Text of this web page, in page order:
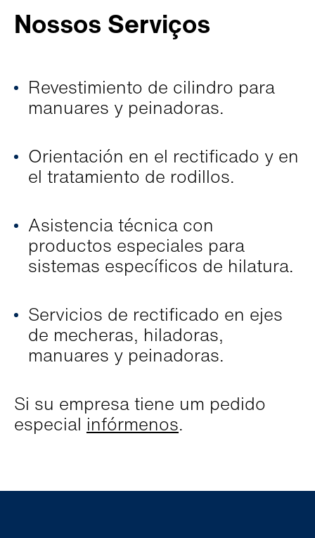
Nossos Serviços
Revestimiento de cilindro para
manuares y peinadoras.
Orientación en el rectificado y en
el tratamiento de rodillos.
Asistencia técnica con
productos especiales para
sistemas específicos de hilatura.
Servicios de rectificado en ejes
de mecheras, hiladoras,
manuares y peinadoras.
Si su empresa tiene um pedido
especial infórmenos.